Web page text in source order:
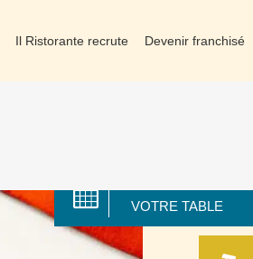
Il Ristorante recrute Devenir franchisé
VOTRE TABLE